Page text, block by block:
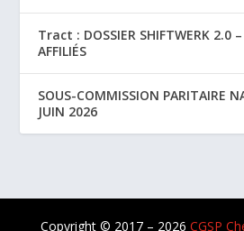
Tract : DOSSIER SHIFTWERK 2.0
AFFILIÉS
SOUS-COMMISSION PARITAIRE
JUIN 2026
Copyright © 2017 – 2026 CGSP